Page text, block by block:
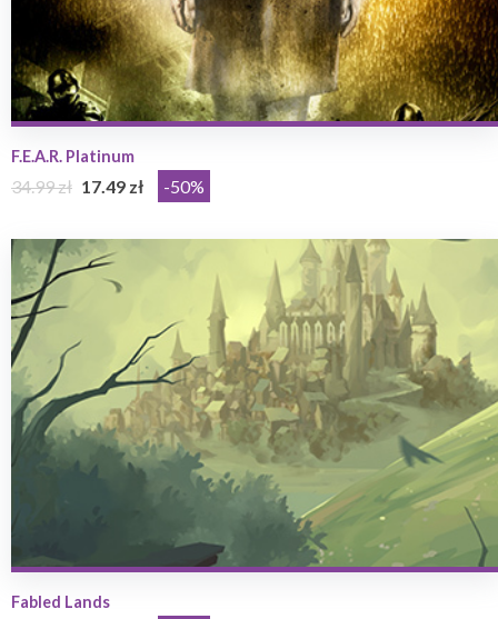
F.E.A.R. Platinum
34.99 zł 17.49 zł -50%
Fabled Lands